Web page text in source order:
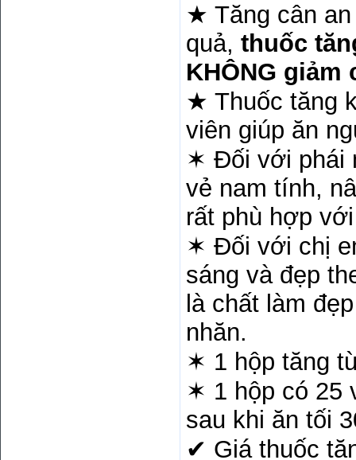
★ Tăng cân
quả, thuốc
KHÔNG
★ Thuốc tăng
viên giúp ăn
✶ Đối với phái
vẻ nam tính,
rất phù hợp
✶ Đối với chị
sáng và đẹp
là chất làm
nhăn.
✶ 1 hộp tăng
✶ 1 hộp có 25
sau khi ăn tối
✔ Giá thuốc